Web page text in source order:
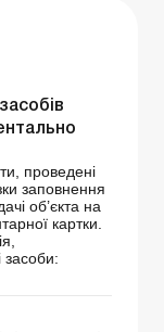
проведені
заповнення
об’єкта на
картки.
засоби: